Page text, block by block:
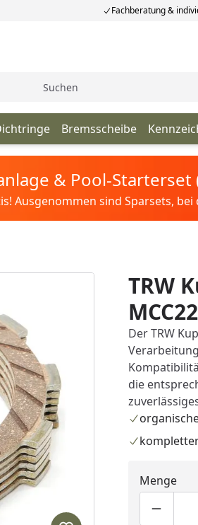
Fachberatung &
Bremsscheibe
& Pool-Starterset
Ausgenommen sind Sparsets,
TRW
Der TRW
die
Menge